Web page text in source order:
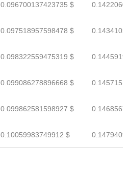
0.096700137423735 $
0.097518957598478 $
0.098322559475319 $
0.099086278896668 $
0.099862581598927 $
0.10059983749912 $